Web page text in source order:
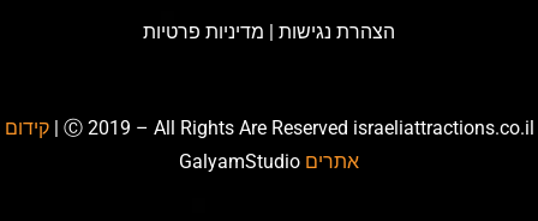
הצהרת נגישות|מדיניות פרטיות
Ⓒ 2019 – All Rights Are Reserved
קידום
אתרים GalyamStudio